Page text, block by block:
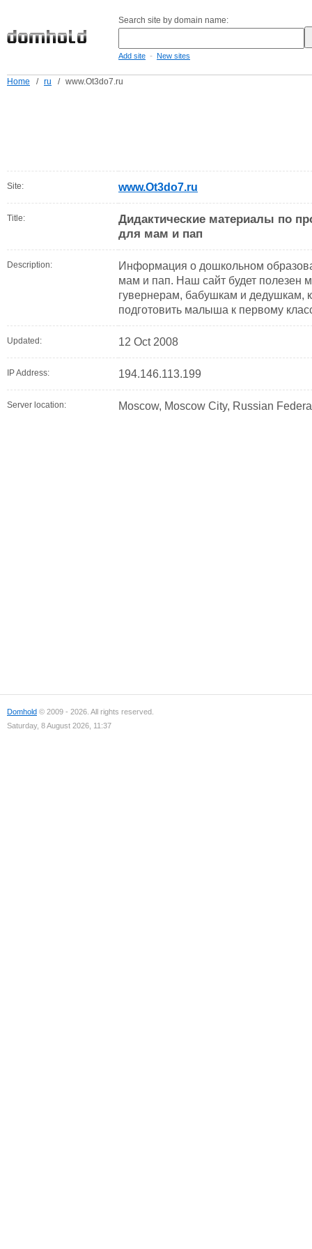
Search site by domain name:
Add site - New sites
Home / ru / www.Ot3do7.ru
Site: www.Ot3do7.ru
Title:
Дидактические материалы по
для мам и пап
Description:
Информация о дошкольном
мам и пап. Наш сайт будет полезен
гувернерам, бабушкам и дедушкам,
подготовить малыша к первому
Updated: 12 Oct 2008
IP Address: 194.146.113.199
Server location: Moscow, Moscow City, Russian
Domhold © 2009 - 2026. All rights reserved.
Saturday, 8 August 2026, 11:37